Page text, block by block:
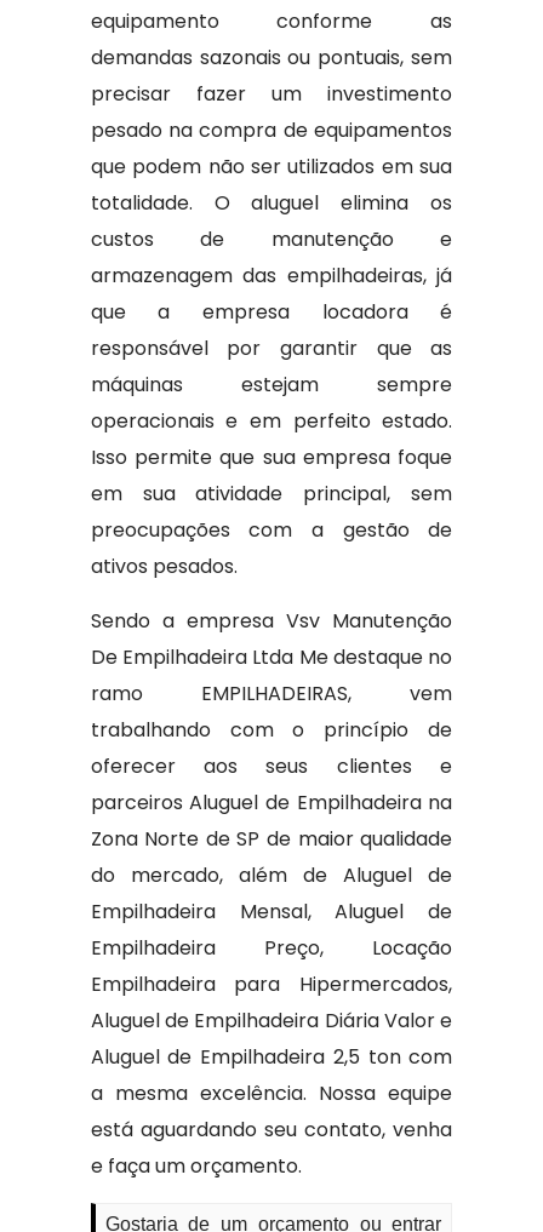
equipamento conforme as
demandas sazonais ou pontuais, sem
precisar fazer um investimento
pesado na compra de equipamentos
que podem não ser utilizados em sua
totalidade. O aluguel elimina os
custos de manutenção e
armazenagem das empilhadeiras, já
que a empresa locadora é
responsável por garantir que as
máquinas estejam sempre
operacionais e em perfeito estado.
Isso permite que sua empresa foque
em sua atividade principal, sem
preocupações com a gestão de
ativos pesados.
Sendo a empresa Vsv Manutenção
De Empilhadeira Ltda Me destaque no
ramo EMPILHADEIRAS, vem
trabalhando com o princípio de
oferecer aos seus clientes e
parceiros Aluguel de Empilhadeira na
Zona Norte de SP de maior qualidade
do mercado, além de Aluguel de
Empilhadeira Mensal, Aluguel de
Empilhadeira Preço, Locação
Empilhadeira para Hipermercados,
Aluguel de Empilhadeira Diária Valor e
Aluguel de Empilhadeira 2,5 ton com
a mesma excelência. Nossa equipe
está aguardando seu contato, venha
e faça um orçamento.
Gostaria de um orçamento ou entrar